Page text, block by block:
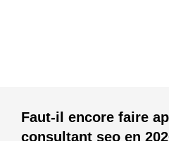
Faut-il encore faire
consultant seo en